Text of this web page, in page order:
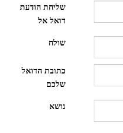
שליחת הודעת
דואל אל
שולח
כתובת הדואל
שלכם
נושא